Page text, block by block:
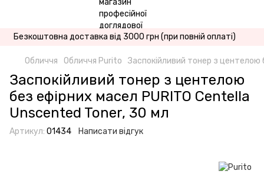
Безкоштовна доставка від 3000 грн (при повній оплаті)
Обличчя Обличчя Purito Заспокійливий тонер з центелою
Заспокійливий тонер з центелою
без ефірних масел PURITO Centella
Unscented Toner, 30 мл
Артикул: 01434 Написати відгук